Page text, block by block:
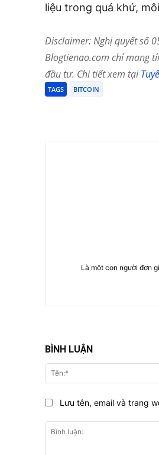
liệu trong quá khứ,
Disclaimer: Nghị quyết số
Blogtienao.com chỉ mang
đầu tư. Chi tiết xem tại
TAGS BITCOIN
Là một con người đơn
BÌNH LUẬN
Lưu tên, email và trang